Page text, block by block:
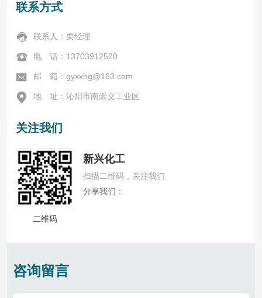
联系方式
 联系人：栗经理
 电 话：13703912520
 邮 箱：gyxxhg@163.com
 地 址：沁阳市南崇义工业区
关注我们
二维码
新兴化工
扫描二维码，关注我们
分享我们：
咨询留言